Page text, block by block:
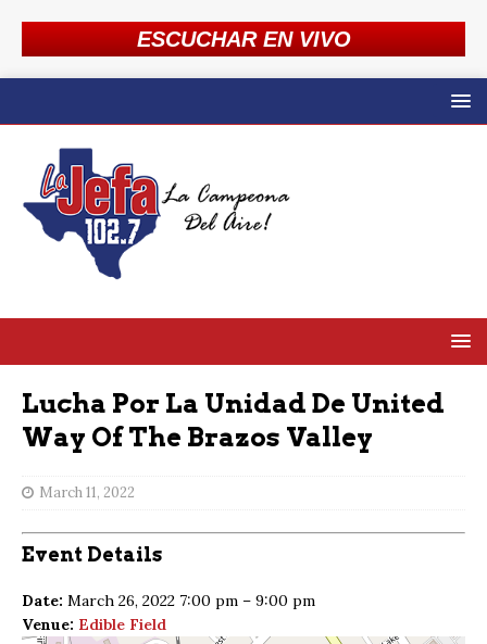
ESCUCHAR EN VIVO
Lucha Por La Unidad De United
Way Of The Brazos Valley
March 11, 2022
Event Details
Date: March 26, 2022 7:00 pm – 9:00 pm
Venue: Edible Field